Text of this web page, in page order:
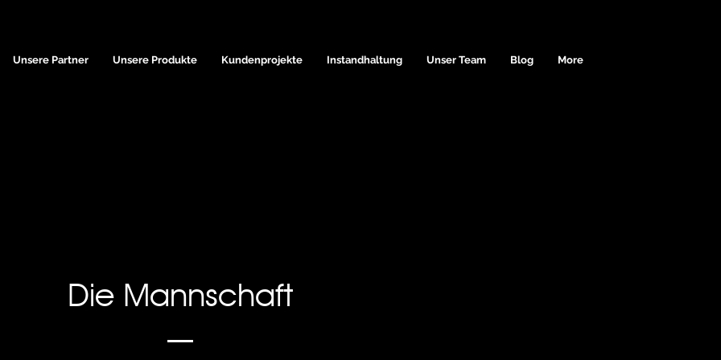
Unsere Partner Unsere Produkte Kundenprojekte Instandhaltung Unser Team Blog More
Die Mannschaft